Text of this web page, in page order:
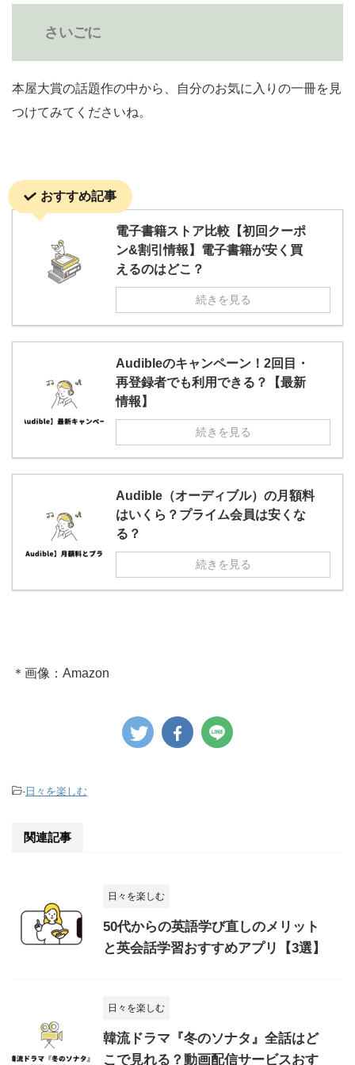
さいごに
本屋大賞の話題作の中から、自分のお気に入りの一冊を見
つけてみてくださいね。
おすすめ記事
電子書籍ストア比較【初回クーポ
ン&割引情報】電子書籍が安く買
えるのはどこ？
続きを見る
Audibleのキャンペーン！2回目・
再登録者でも利用できる？【最新
情報】
続きを見る
Audible（オーディブル）の月額料
はいくら？プライム会員は安くな
る？
続きを見る
＊画像：Amazon
- 日々を楽しむ
関連記事
日々を楽しむ
50代からの英語学び直しのメリット
と英会話学習おすすめアプリ【3選】
日々を楽しむ
韓流ドラマ『冬のソナタ』全話はど
こで見れる？動画配信サービスおす